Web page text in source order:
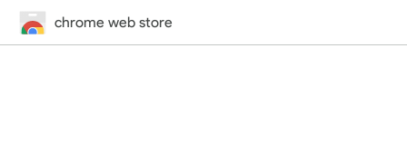
chrome web store